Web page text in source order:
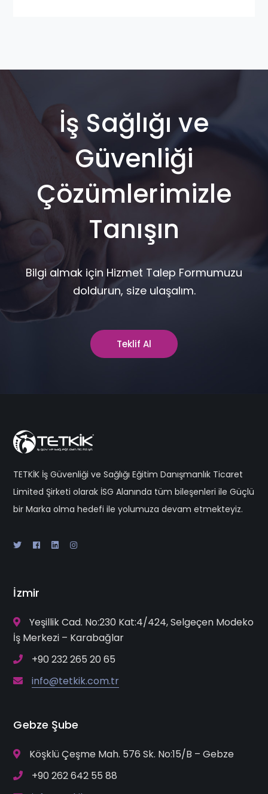
İş Sağlığı ve
Güvenliği
Çözümlerimizle
Tanışın
Bilgi almak için Hizmet Talep Formumuzu
doldurun, size ulaşalım.
Teklif Al
TETKİK İş Güvenliği ve Sağlığı Eğitim Danışmanlık Ticaret
Limited Şirketi olarak İSG Alanında tüm bileşenleri ile Güçlü
bir Marka olma hedefi ile yolumuza devam etmekteyiz.
İzmir
Yeşillik Cad. No:230 Kat:4/424, Selgeçen Modeko
İş Merkezi – Karabağlar
+90 232 265 20 65
info@tetkik.com.tr
Gebze Şube
Köşklü Çeşme Mah. 576 Sk. No:15/B – Gebze
+90 262 642 55 88